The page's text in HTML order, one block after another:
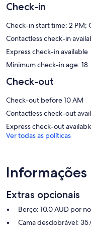
with digital channels.
As infraestruturas de lazer
uma piscina exterior.
Check-in
Check-in start time: 2 PM;
Contactless check-in
Express check-in available
Minimum check-in age: 18
Check-out
Check-out before 10 AM
Contactless check-out
Express check-out
Ver todas as políticas
Extras opcionais
Berço: 10.0 AUD por
Cama desdobrável: